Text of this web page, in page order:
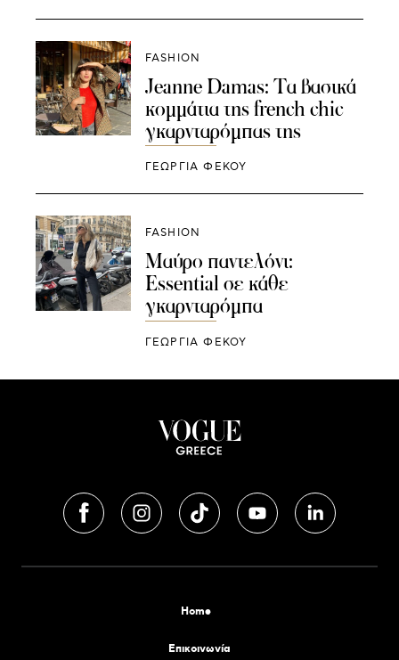
FASHION
Jeanne Damas: Τα βασικά
κομμάτια της french chic
γκαρνταρόμπας της
ΓΕΩΡΓΙΑ ΦΕΚΟΥ
FASHION
Μαύρο παντελόνι:
Essential σε κάθε
γκαρνταρόμπα
ΓΕΩΡΓΙΑ ΦΕΚΟΥ
Home
Επικοινωνία